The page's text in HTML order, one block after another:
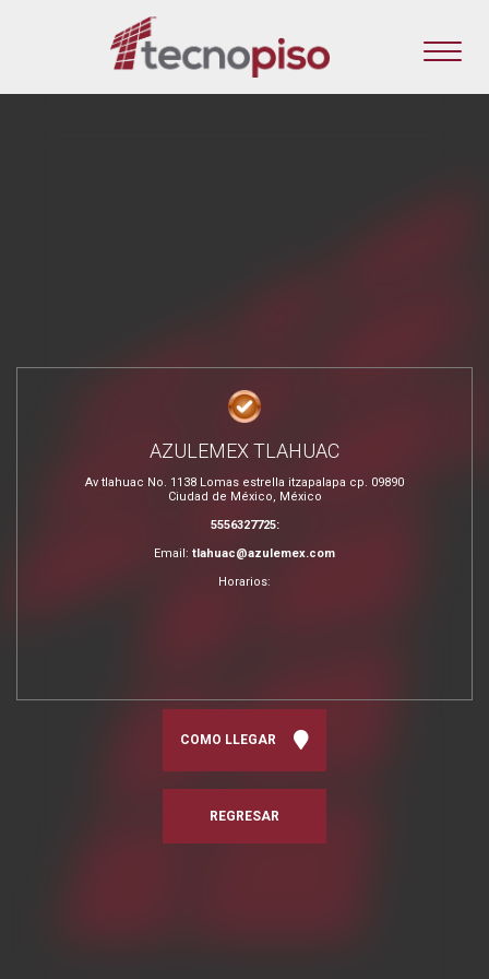
AZULEMEX TLAHUAC
Av tlahuac No. 1138 Lomas estrella itzapalapa cp. 09890
Ciudad de México, México
5556327725:
Email: tlahuac@azulemex.com
Horarios:
COMO LLEGAR
REGRESAR